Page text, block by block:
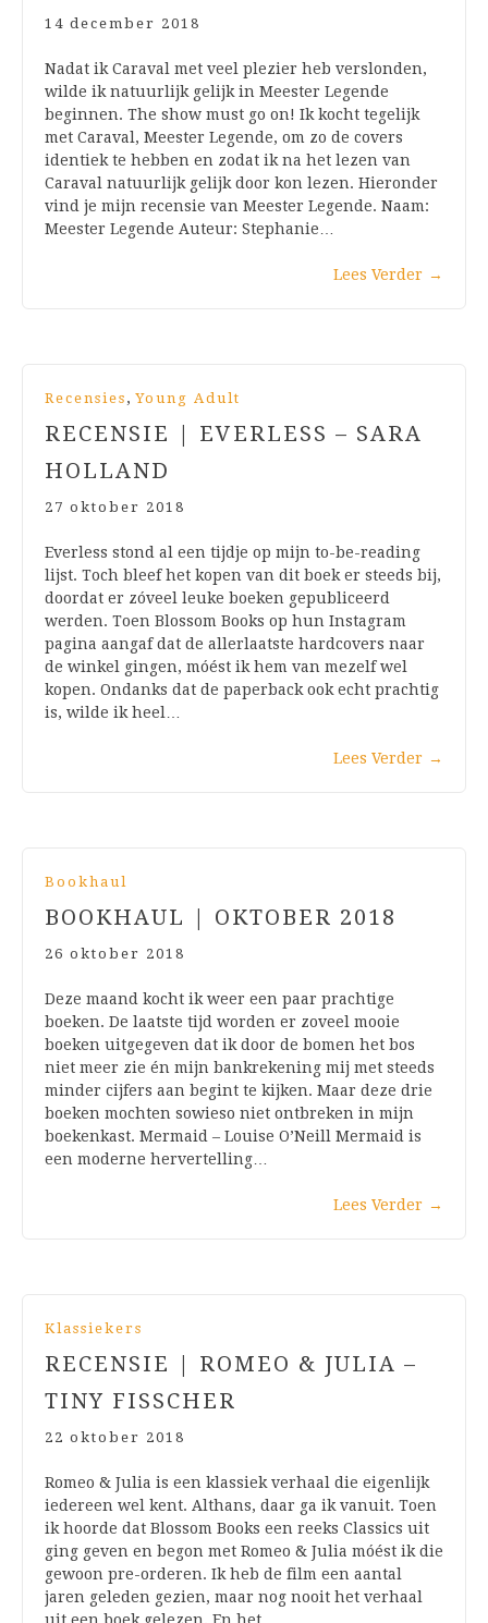
14 december 2018
Nadat ik Caraval met veel plezier heb verslonden,
wilde ik natuurlijk gelijk in Meester Legende
beginnen. The show must go on! Ik kocht tegelijk
met Caraval, Meester Legende, om zo de covers
identiek te hebben en zodat ik na het lezen van
Caraval natuurlijk gelijk door kon lezen. Hieronder
vind je mijn recensie van Meester Legende. Naam:
Meester Legende Auteur: Stephanie…
Lees Verder →
Recensies , Young Adult
RECENSIE | EVERLESS – SARA
HOLLAND
27 oktober 2018
Everless stond al een tijdje op mijn to-be-reading
lijst. Toch bleef het kopen van dit boek er steeds bij,
doordat er zóveel leuke boeken gepubliceerd
werden. Toen Blossom Books op hun Instagram
pagina aangaf dat de allerlaatste hardcovers naar
de winkel gingen, móést ik hem van mezelf wel
kopen. Ondanks dat de paperback ook echt prachtig
is, wilde ik heel…
Lees Verder →
Bookhaul
BOOKHAUL | OKTOBER 2018
26 oktober 2018
Deze maand kocht ik weer een paar prachtige
boeken. De laatste tijd worden er zoveel mooie
boeken uitgegeven dat ik door de bomen het bos
niet meer zie én mijn bankrekening mij met steeds
minder cijfers aan begint te kijken. Maar deze drie
boeken mochten sowieso niet ontbreken in mijn
boekenkast. Mermaid – Louise O’Neill Mermaid is
een moderne hervertelling…
Lees Verder →
Klassiekers
RECENSIE | ROMEO & JULIA –
TINY FISSCHER
22 oktober 2018
Romeo & Julia is een klassiek verhaal die eigenlijk
iedereen wel kent. Althans, daar ga ik vanuit. Toen
ik hoorde dat Blossom Books een reeks Classics uit
ging geven en begon met Romeo & Julia móést ik die
gewoon pre-orderen. Ik heb de film een aantal
jaren geleden gezien, maar nog nooit het verhaal